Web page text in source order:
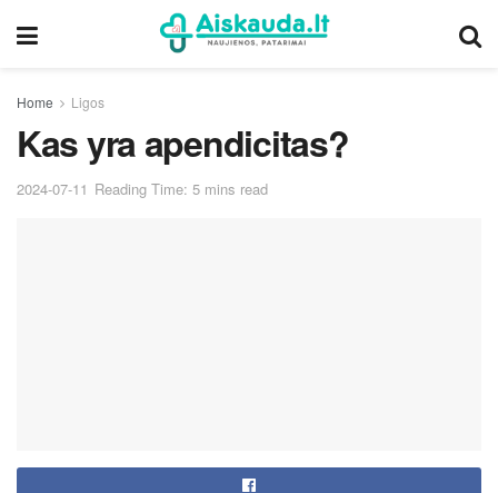
Home Ligos
Kas yra apendicitas?
2024-07-11 Reading Time: 5 mins read